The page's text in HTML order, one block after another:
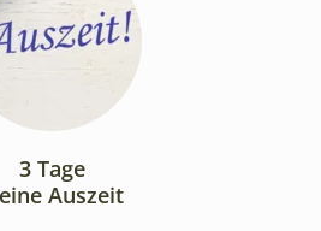
3 Tage
Auszeit